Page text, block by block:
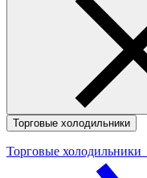
Торговые холодильники
Торговые холодильники